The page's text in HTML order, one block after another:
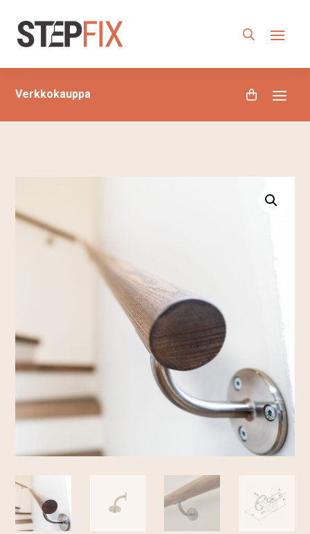
Verkkokauppa